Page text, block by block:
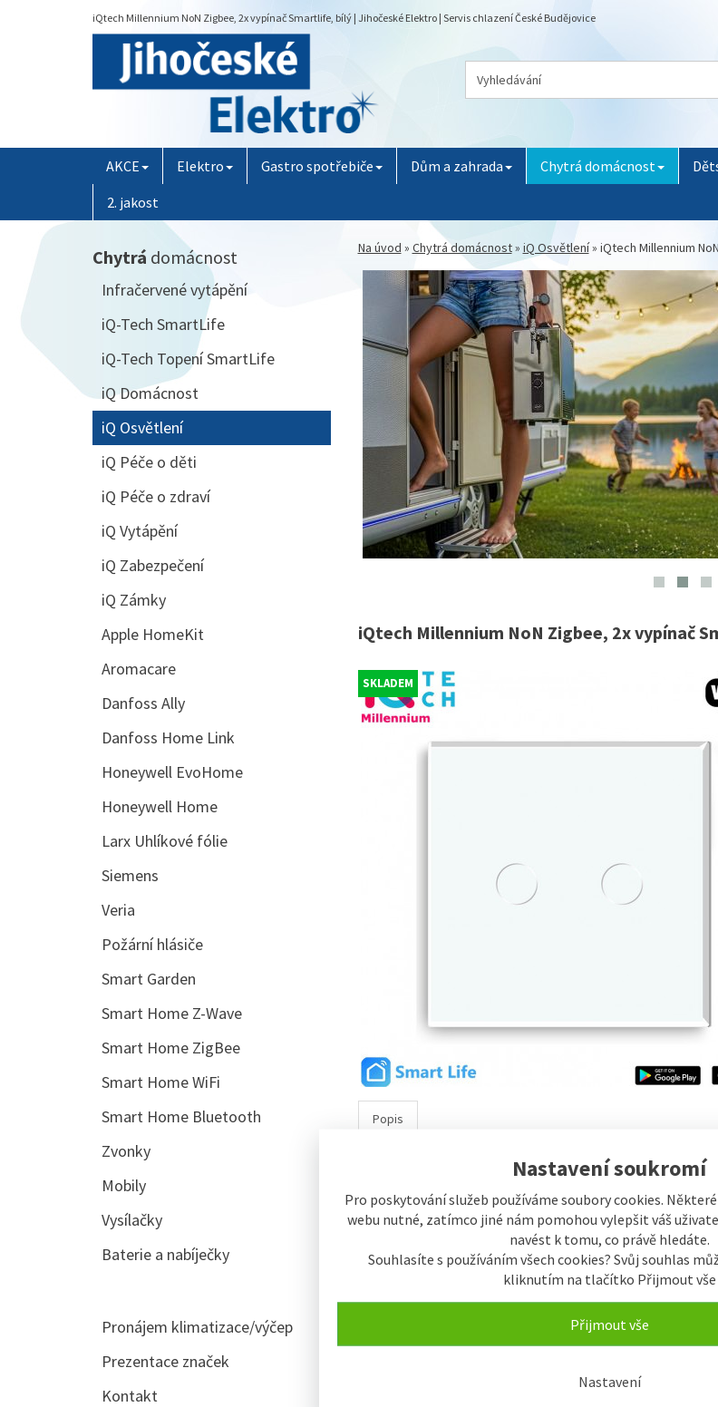
Nastavení soukromí
Pro poskytování služeb používáme soubory cookies.
webu nutné, zatímco jiné nám pomohou vylepšit váš
navést k tomu, co právě hledáte.
Souhlasíte s používáním všech cookies? Svůj souhlas
kliknutím na tlačítko Přijmout vše
Přijmout vše
Nastavení
iQtech Millennium NoN Zigbee, 2x vypínač Smartlife, bílý | Jihočeské Elektro | Servis chlazení České Budějovice
AKCE Elektro Gastro spotřebiče Dům a zahrada Chytrá domácnost
2. jakost
Na úvod » Chytrá domácnost» iQ Osvětlení» iQtech Millennium
iQtech Millennium NoN Zigbee, 2x vypínač
SKLADEM
Popis
iQtech® Millennium , Zigbee 2x NoN
NoN vypínač - No Neutral:
NoN jsou vypínače, které k funkčnímu zapojení nepotřebují
Chytrá domácnost
Infračervené vytápění
iQ-Tech SmartLife
iQ-Tech Topení SmartLife
iQ Domácnost
iQ Osvětlení
iQ Péče o děti
iQ Péče o zdraví
iQ Vytápění
iQ Zabezpečení
iQ Zámky
Apple HomeKit
Aromacare
Danfoss Ally
Danfoss Home Link
Honeywell EvoHome
Honeywell Home
Larx Uhlíkové fólie
Siemens
Veria
Požární hlásiče
Smart Garden
Smart Home Z-Wave
Smart Home ZigBee
Smart Home WiFi
Smart Home Bluetooth
Zvonky
Mobily
Vysílačky
Baterie a nabíječky
Pronájem klimatizace/výčep
Prezentace značek
Kontakt